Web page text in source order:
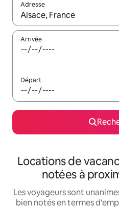
Adresse
Lorsque les résultats
Arrivée
Départ
Locations de
notées à
Les voyageurs sont
bien notés en termes